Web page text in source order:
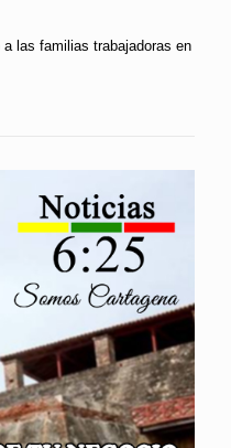
las familias trabajadoras en